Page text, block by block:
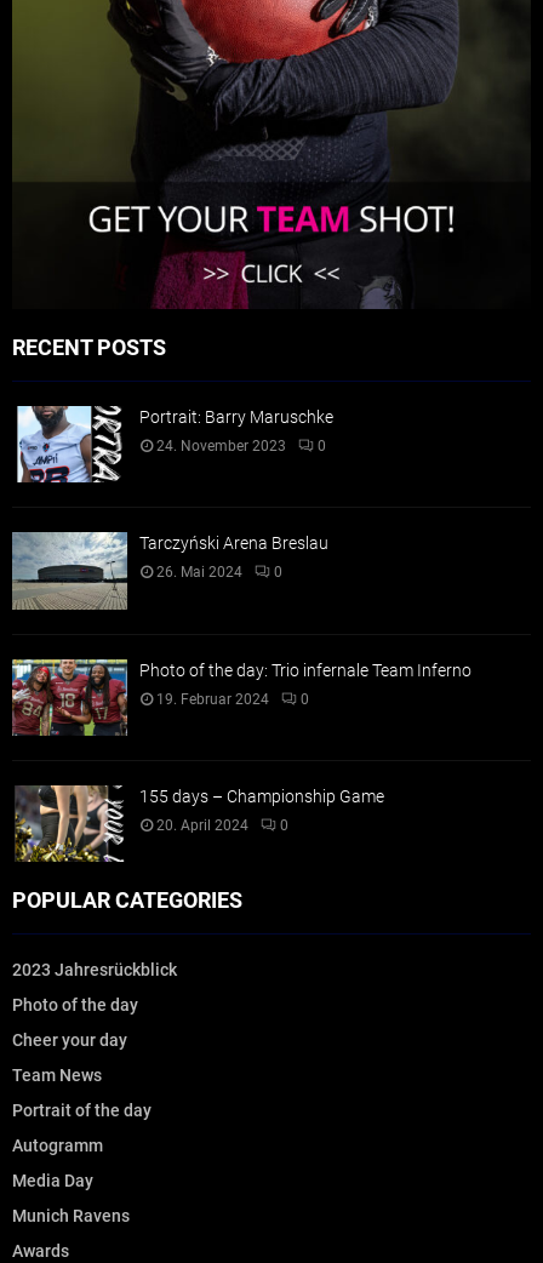
RECENT POSTS
Portrait: Barry Maruschke
24. November 2023 0
Tarczyński Arena Breslau
26. Mai 2024 0
Photo of the day: Trio infernale Team Inferno
19. Februar 2024 0
155 days – Championship Game
20. April 2024 0
POPULAR CATEGORIES
2023 Jahresrückblick
Photo of the day
Cheer your day
Team News
Portrait of the day
Autogramm
Media Day
Munich Ravens
Awards